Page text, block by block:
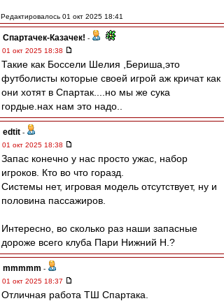
Редактировалось 01 окт 2025 18:41
Спартачек-Казачек! -
01 окт 2025 18:38
Такие как Боссели Шелия ,Бериша,это
футболисты которые своей игрой аж кричат как
они хотят в Спартак....но мы же сука
гордые.нах нам это надо..
edtit -
01 окт 2025 18:38
Запас конечно у нас просто ужас, набор
игроков. Кто во что горазд.
Системы нет, игровая модель отсутствует, ну и
половина пассажиров.
Интересно, во сколько раз наши запасные
дороже всего клуба Пари Нижний Н.?
mmmmm -
01 окт 2025 18:37
Отличная работа ТШ Спартака.